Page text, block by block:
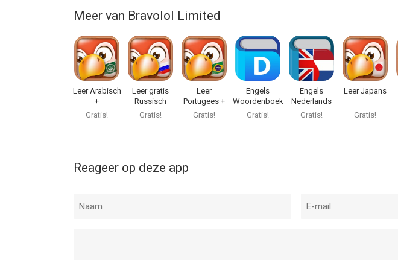
Meer van Bravolol Limited
Leer Arabisch
+
Gratis!
Leer gratis
Russisch
Gratis!
Leer
Portugees +
Gratis!
Engels
Woordenboek
Gratis!
Engels
Nederlands
Woordenboek*
Gratis!
Leer Japans
Gratis!
Reageer op deze app